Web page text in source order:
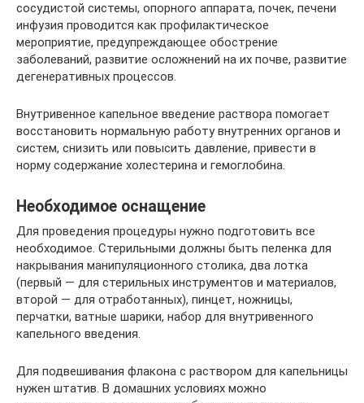
сосудистой системы, опорного аппарата, почек, печени
инфузия проводится как профилактическое
мероприятие, предупреждающее обострение
заболеваний, развитие осложнений на их почве, развитие
дегенеративных процессов.
Внутривенное капельное введение раствора помогает
восстановить нормальную работу внутренних органов и
систем, снизить или повысить давление, привести в
норму содержание холестерина и гемоглобина.
Необходимое оснащение
Для проведения процедуры нужно подготовить все
необходимое. Стерильными должны быть пеленка для
накрывания манипуляционного столика, два лотка
(первый — для стерильных инструментов и материалов,
второй — для отработанных), пинцет, ножницы,
перчатки, ватные шарики, набор для внутривенного
капельного введения.
Для подвешивания флакона с раствором для капельницы
нужен штатив. В домашних условиях можно